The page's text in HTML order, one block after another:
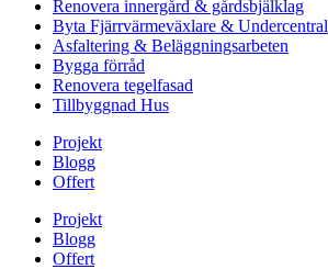
Renovera innergård & gårdsbjälklag
Byta Fjärrvärmeväxlare & Undercentral
Asfaltering & Beläggningsarbeten
Bygga förråd
Renovera tegelfasad
Tillbyggnad Hus
Projekt
Blogg
Offert
Projekt
Blogg
Offert